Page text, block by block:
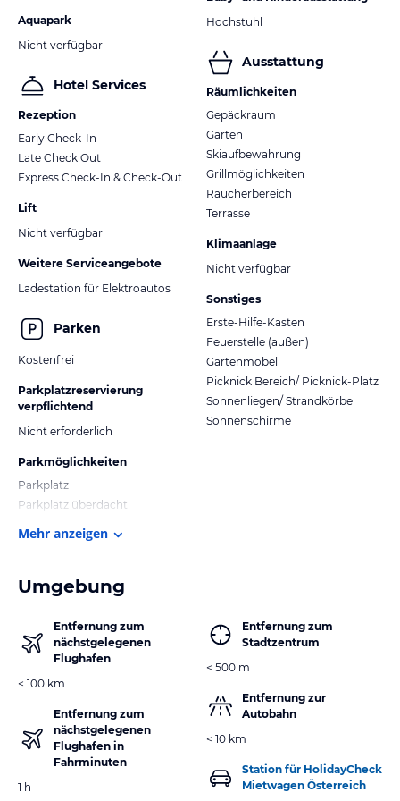
Als besonderes Highlight ist der tägliche Eintritt (3 Stunden) in
großzügigen Badelandschaft und genießen Sie die Zeit zu zweit
oder mit der Familie.
Zudem können Sie alle öffentlichen Verkehrsmittel im Bundesland
Salzburg kostenlos nutzen – ideal, um die Region stressfrei und
umweltfreundlich zu erkunden.
Hinweis: Allgemeine und unverbindliche
Hoteliers-/Veranstalter-/Kataloginformationen. Alle Angaben
ohne Gewähr und ohne Prüfung durch HolidayCheck. Bitte
lies vor der Buchung die verbindlichen Angebotsdetails
jeweiligen Veranstalters.
Aquapark
Nicht verfügbar
Hotel Services
Rezeption
Early Check-In
Late Check Out
Express Check-In & Check-Out
Lift
Nicht verfügbar
Weitere Serviceangebote
Ladestation für Elektroautos
Parken
Kostenfrei
Parkplatzreservierung
verpflichtend
Nicht erforderlich
Parkmöglichkeiten
Parkplatz
Parkplatz überdacht
Hochstuhl
Ausstattung
Räumlichkeiten
Gepäckraum
Garten
Skiaufbewahrung
Grillmöglichkeiten
Raucherbereich
Terrasse
Klimaanlage
Nicht verfügbar
Sonstiges
Erste-Hilfe-Kasten
Feuerstelle (außen)
Gartenmöbel
Picknick Bereich/ Picknick-Platz
Sonnenliegen/ Strandkörbe
Sonnenschirme
Mehr anzeigen
Umgebung
Entfernung zum
nächstgelegenen
Flughafen
< 100 km
Entfernung zum
nächstgelegenen
Flughafen in
Fahrminuten
1 h
Entfernung zum
Stadtzentrum
< 500 m
Entfernung zur
Autobahn
< 10 km
Station für HolidayCheck
Mietwagen Österreich